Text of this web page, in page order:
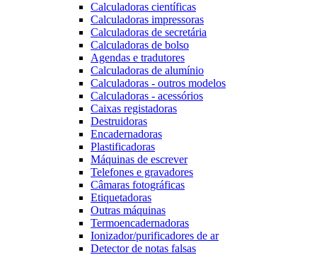
Calculadoras científicas
Calculadoras impressoras
Calculadoras de secretária
Calculadoras de bolso
Agendas e tradutores
Calculadoras de alumínio
Calculadoras - outros modelos
Calculadoras - acessórios
Caixas registadoras
Destruidoras
Encadernadoras
Plastificadoras
Máquinas de escrever
Telefones e gravadores
Câmaras fotográficas
Etiquetadoras
Outras máquinas
Termoencadernadoras
Ionizador/purificadores de ar
Detector de notas falsas